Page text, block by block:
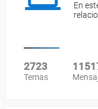
En
2723
Temas